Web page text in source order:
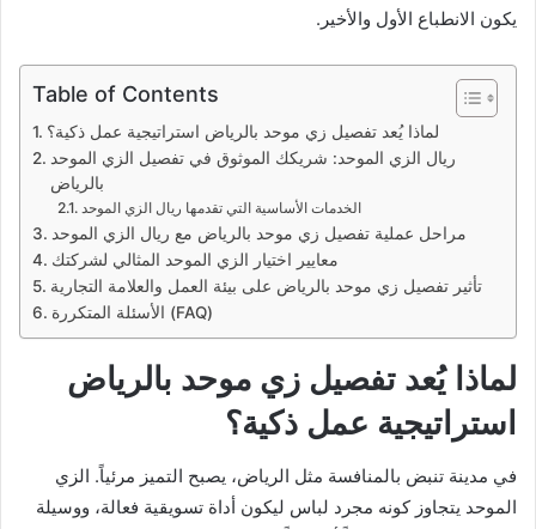
يكون الانطباع الأول والأخير.
Table of Contents
لماذا يُعد تفصيل زي موحد بالرياض استراتيجية عمل ذكية؟
ريال الزي الموحد: شريكك الموثوق في تفصيل الزي الموحد
بالرياض
الخدمات الأساسية التي تقدمها ريال الزي الموحد
مراحل عملية تفصيل زي موحد بالرياض مع ريال الزي الموحد
معايير اختيار الزي الموحد المثالي لشركتك
تأثير تفصيل زي موحد بالرياض على بيئة العمل والعلامة التجارية
الأسئلة المتكررة (FAQ)
لماذا يُعد تفصيل زي موحد بالرياض
استراتيجية عمل ذكية؟
في مدينة تنبض بالمنافسة مثل الرياض، يصبح التميز مرئياً. الزي
الموحد يتجاوز كونه مجرد لباس ليكون أداة تسويقية فعالة، ووسيلة